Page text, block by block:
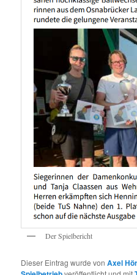
Der Spielbericht
Dieser Eintrag wurde vonAxel